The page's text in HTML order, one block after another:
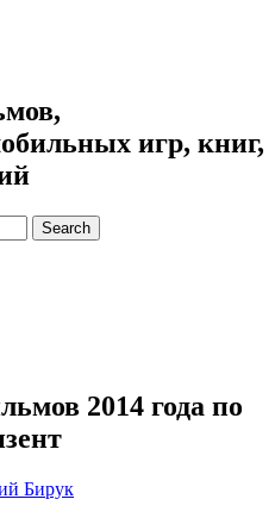
игр, книг,
2014 года по
Бирук